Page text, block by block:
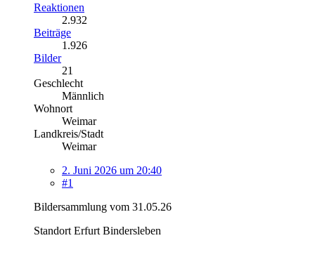
Reaktionen
2.932
Beiträge
1.926
Bilder
21
Geschlecht
Männlich
Wohnort
Weimar
Landkreis/Stadt
Weimar
2. Juni 2026 um 20:40
#1
Bildersammlung vom 31.05.26
Standort Erfurt Bindersleben